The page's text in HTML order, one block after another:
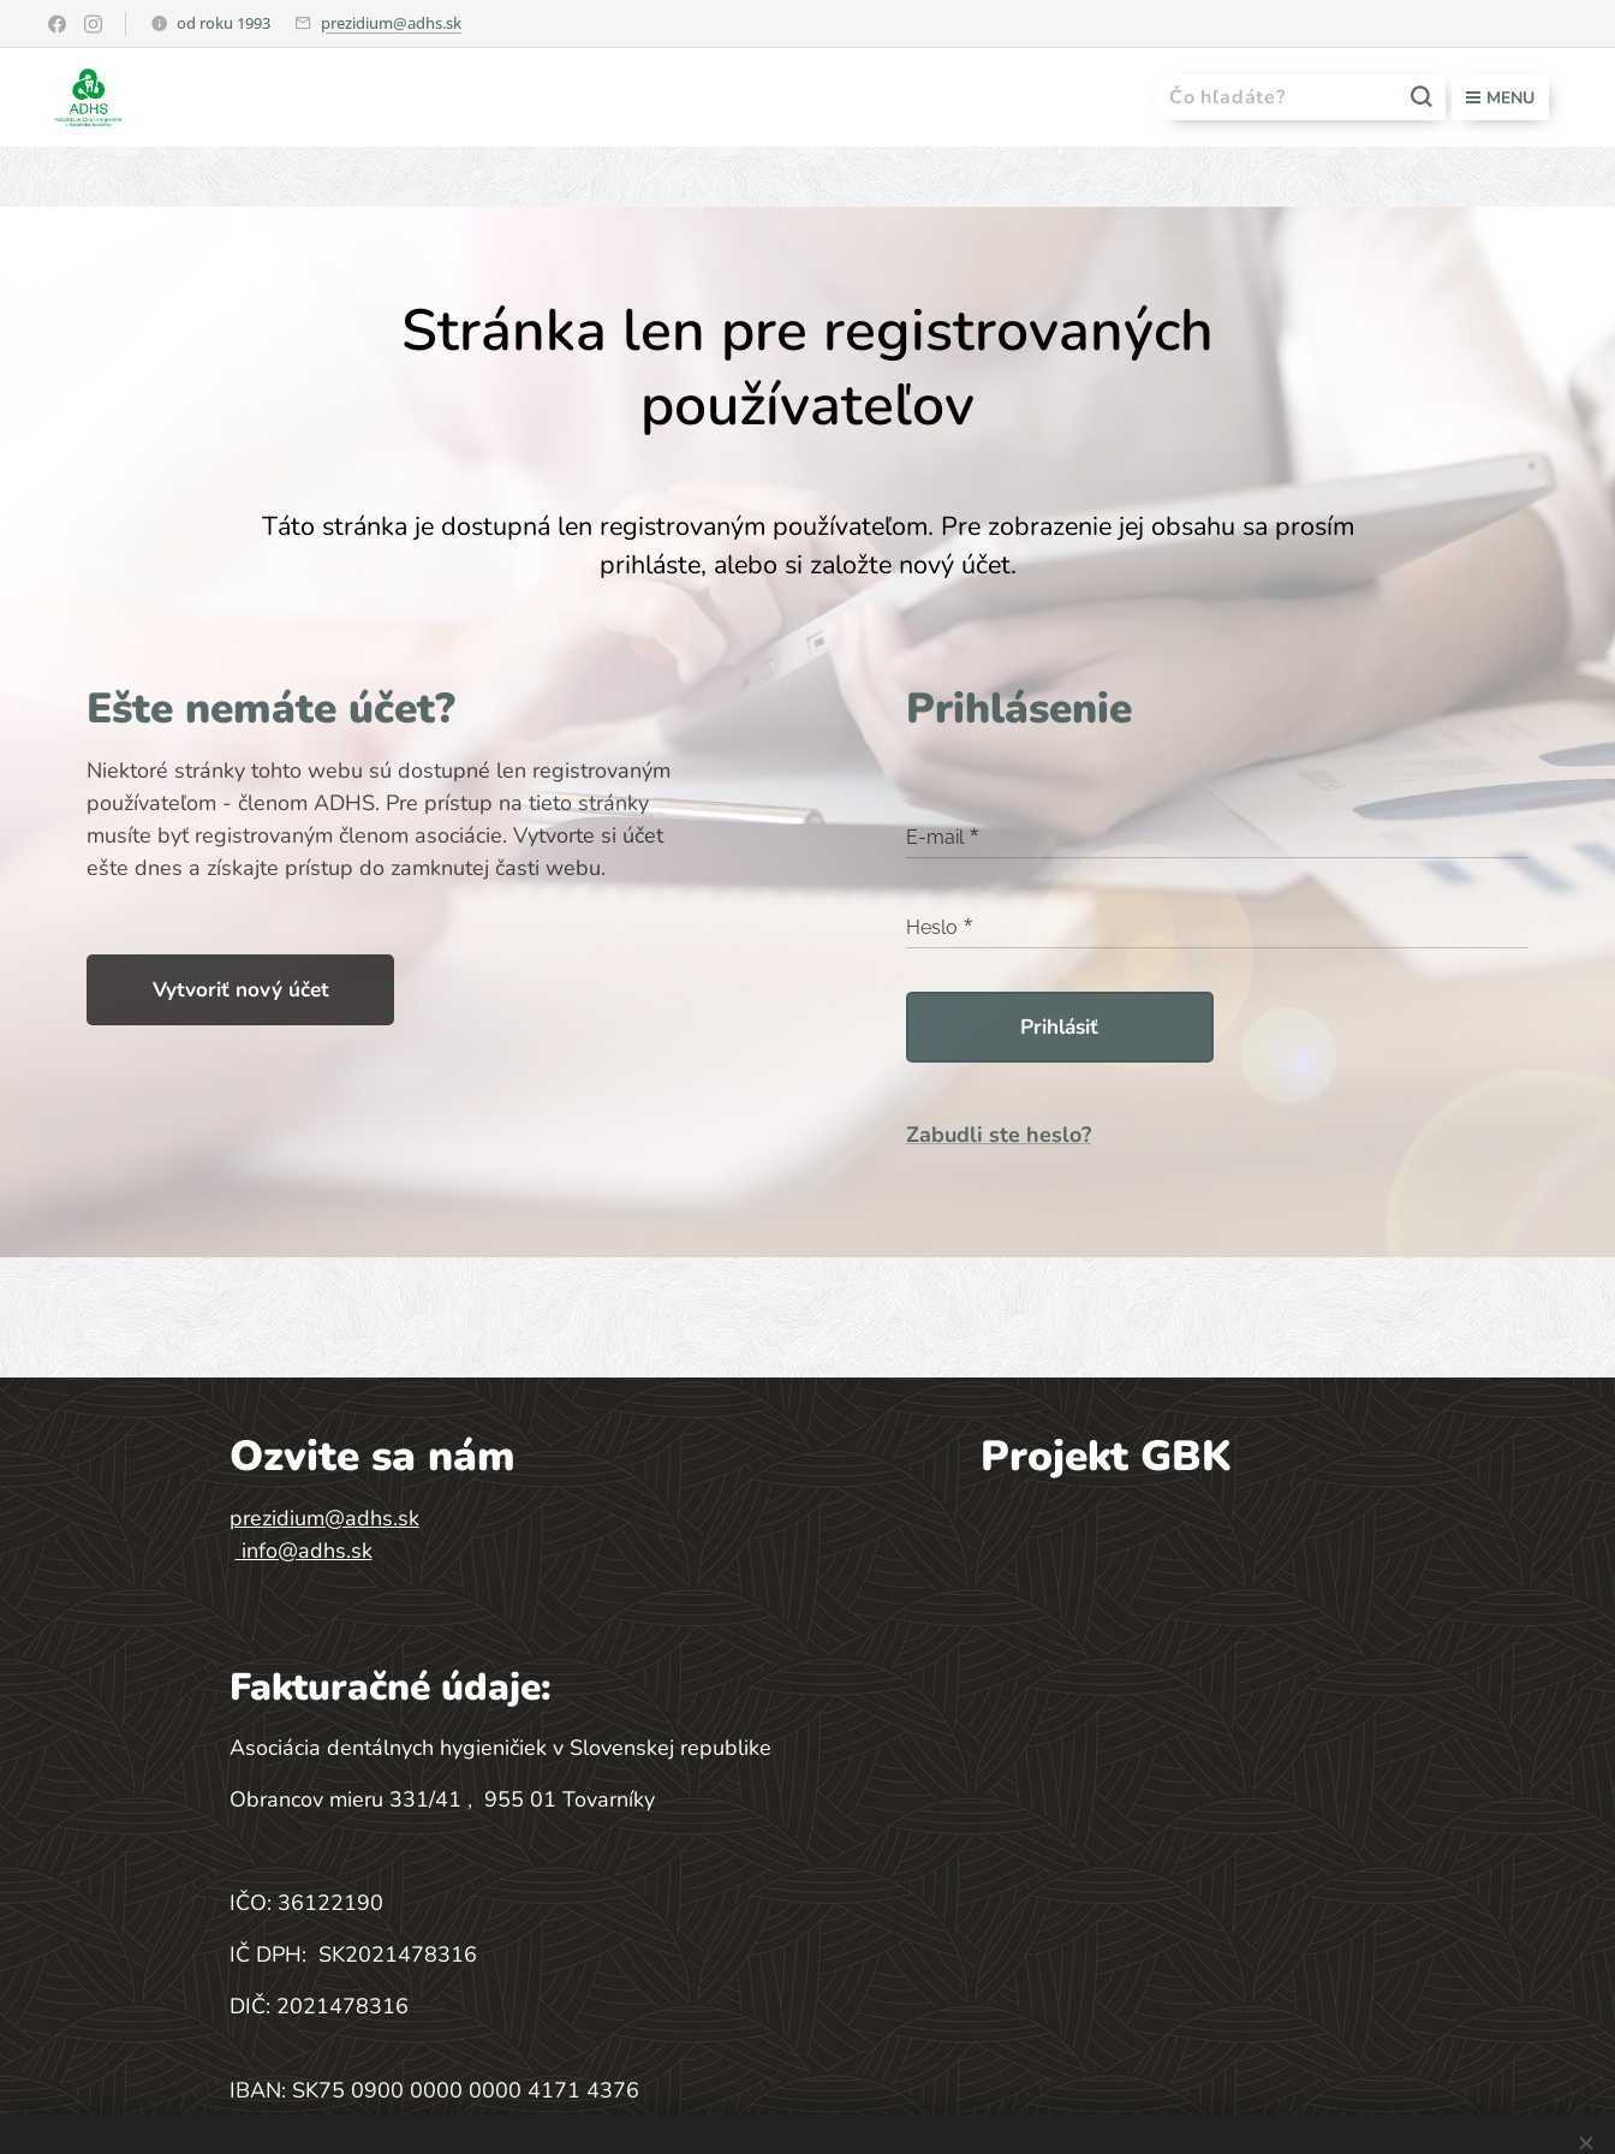
od roku 1993 prezidium@adhs.sk
MENU
Stránka len pre registrovaných
používateľov
Táto stránka je dostupná len registrovaným používateľom. Pre zobrazenie jej obsahu sa prosím
prihláste, alebo si založte nový účet.
Ešte nemáte účet?
Niektoré stránky tohto webu sú dostupné len registrovaným
používateľom - členom ADHS. Pre prístup na tieto stránky
musíte byť registrovaným členom asociácie. Vytvorte si účet
ešte dnes a získajte prístup do zamknutej časti webu.
Vytvoriť nový účet
Prihlásenie
E-mail
Heslo
Prihlásiť
Zabudli ste heslo?
Ozvite sa nám Projekt GBK
prezidium@adhs.sk
info@adhs.sk
Fakturačné údaje:
Asociácia dentálnych hygieničiek v Slovenskej republike
Obrancov mieru 331/41 , 955 01 Tovarníky
IČO: 36122190
IČ DPH: SK2021478316
DIČ: 2021478316
IBAN: SK75 0900 0000 0000 4171 4376